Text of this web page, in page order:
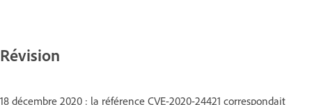
Révision
18 décembre 2020 : la référence CVE-2020-24421 correspondait